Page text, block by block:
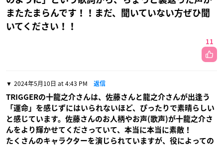
またたまらんです！！まだ、聞いていない方ぜひ聞
いてください！！
11
2024年5月10日 at 4:43 PM 返信
TRIGGERの十龍之介さんは、佐藤さんと龍之介さんが出逢う
「運命」を感じずにはいられないほど、ぴったりで素晴らしい
と感じています。佐藤さんのお人柄やお声(歌声)が十龍之介さ
んをより輝かせてくださっていて、本当に本当に素敵！
たくさんのキャラクターを演じられていますが、役によっての